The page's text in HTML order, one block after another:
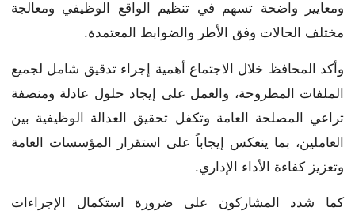
ومعايير واضحة تسهم في تنظيم الواقع الوظيفي ومعالجة
مختلف الحالات وفق الأطر والضوابط المعتمدة.
وأكد المحافظ خلال الاجتماع أهمية إجراء تدقيق شامل لجميع
الملفات المطروحة، والعمل على إيجاد حلول عادلة ومنصفة
تراعي المصلحة العامة وتكفل تحقيق العدالة الوظيفية بين
العاملين، بما ينعكس إيجاباً على استقرار المؤسسات العامة
وتعزيز كفاءة الأداء الإداري.
كما شدد المشاركون على ضرورة استكمال الإجراءات